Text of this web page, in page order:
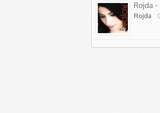
Rojda -
Rojda